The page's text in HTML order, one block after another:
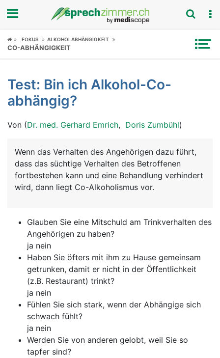
Fokus
Symptome
Untersuchungen
Ratgeber
Rubriken
FOKUS ALKOHOLABHÄNGIGKEIT
CO-ABHÄNGIGKEIT
Test: Bin ich Alkohol-Co-
abhängig?
Von (Dr. med. Gerhard Emrich, Doris Zumbühl)
Wenn das Verhalten des Angehörigen dazu führt,
dass das süchtige Verhalten des Betroffenen
fortbestehen kann und eine Behandlung verhindert
wird, dann liegt Co-Alkoholismus vor.
Glauben Sie eine Mitschuld am Trinkverhalten des
Angehörigen zu haben?
ja nein
Haben Sie öfters mit ihm zu Hause gemeinsam
getrunken, damit er nicht in der Öffentlichkeit
(z.B. Restaurant) trinkt?
ja nein
Fühlen Sie sich stark, wenn der Abhängige sich
schwach fühlt?
ja nein
Werden Sie von anderen gelobt, weil Sie so
tapfer sind?